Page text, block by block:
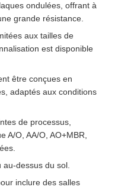
ondulées, offrant à
grande résistance.
aux tailles de
est disponible
être conçues en
adaptés aux conditions
de processus,
A/O, AA/O, AO+MBR,
dessus du sol.
inclure des salles